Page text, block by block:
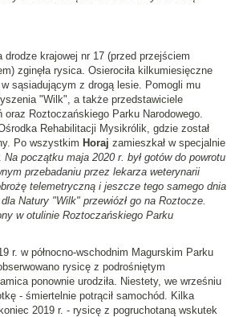
drodze krajowej nr 17 (przed przejściem
zginęła rysica. Osierociła kilkumiesięczne
w sąsiadującym z drogą lesie. Pomogli mu
"Wilk", a także przedstawiciele
oraz Roztoczańskiego Parku Narodowego.
Rehabilitacji Mysikrólik, gdzie został
Po wszystkim Horaj zamieszkał w specjalnie
Na początku maja 2020 r. był gotów do powrotu
przebadaniu przez lekarza weterynarii
telemetryczną i jeszcze tego samego dnia
Natury "Wilk" przewiózł go na Roztocze.
w otulinie Roztoczańskiego Parku
r. w północno-wschodnim Magurskim Parku
rysicę z podrośniętym
ponownie urodziła. Niestety, we wrześniu
- śmiertelnie potrącił samochód. Kilka
2019 r. - rysicę z pogruchotaną wskutek